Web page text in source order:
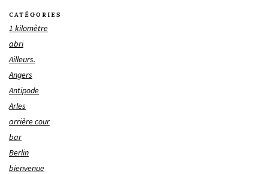
CATÉGORIES
1 kilomètre
abri
Ailleurs.
Angers
Antipode
Arles
arrière cour
bar
Berlin
bienvenue